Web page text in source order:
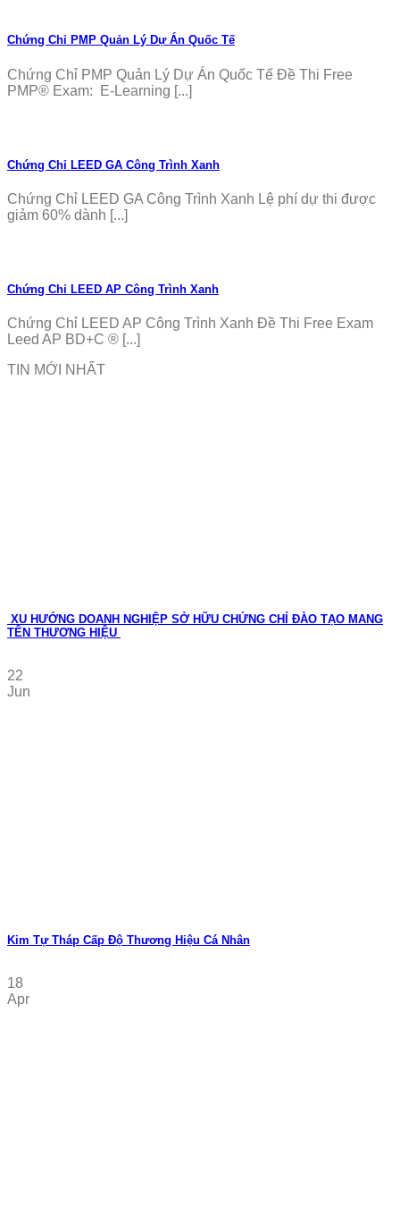
Chứng Chỉ PMP Quản Lý Dự Án Quốc Tế
Chứng Chỉ PMP Quản Lý Dự Án Quốc Tế Đề Thi Free
PMP® Exam: E-Learning [...]
Chứng Chỉ LEED GA Công Trình Xanh
Chứng Chỉ LEED GA Công Trình Xanh Lệ phí dự thi được
giảm 60% dành [...]
Chứng Chỉ LEED AP Công Trình Xanh
Chứng Chỉ LEED AP Công Trình Xanh Đề Thi Free Exam
Leed AP BD+C ® [...]
TIN MỚI NHẤT
XU HƯỚNG DOANH NGHIỆP SỞ HỮU CHỨNG CHỈ ĐÀO TẠO MANG
TÊN THƯƠNG HIỆU
22
Jun
Kim Tự Tháp Cấp Độ Thương Hiệu Cá Nhân
18
Apr